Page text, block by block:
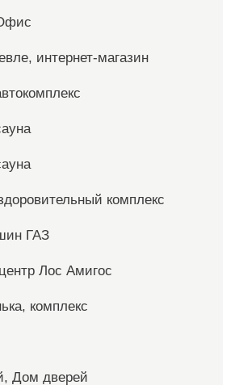
интернет-магазин
комплекс
ГАЗ
Лос Амигос
комплекс
Дом дверей